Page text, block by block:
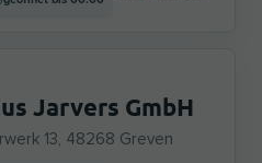
Jarvers GmbH
13, 48268 Greven